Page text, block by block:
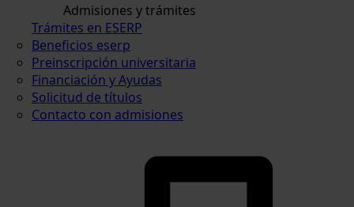
Admisiones y trámites
Trámites en ESERP
Beneficios eserp
Preinscripción universitaria
Financiación y Ayudas
Solicitud de títulos
Contacto con admisiones